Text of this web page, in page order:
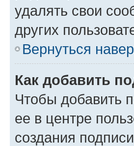
удалять свои
других
Вернуться
Как добавить
Чтобы добавить
ее в центре
создания